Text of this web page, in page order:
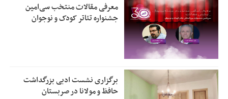
معرفی مقالات منتخب سی‌امین
جشنواره تئاتر کودک و نوجوان
برگزاری نشست ادبی بزرگداشت
حافظ و مولانا در صربستان